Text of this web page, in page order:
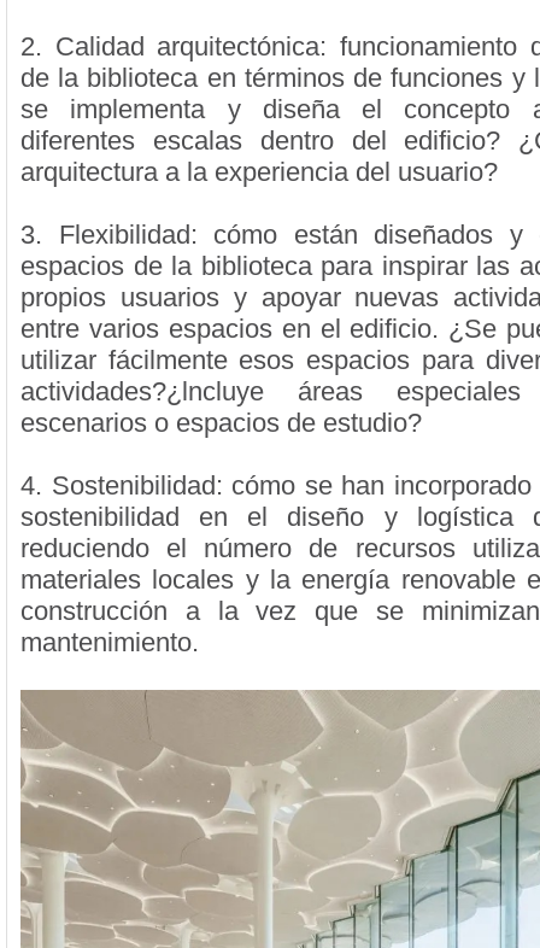
2. Calidad arquitectónica: funcionamiento
de la biblioteca en términos de funciones y
se implementa y diseña el concepto
diferentes escalas dentro del edificio?
arquitectura a la experiencia del usuario?
3. Flexibilidad: cómo están diseñados y
espacios de la biblioteca para inspirar las
propios usuarios y apoyar nuevas
entre varios espacios en el edificio. ¿Se
utilizar fácilmente esos espacios para
actividades?¿lncluye áreas
escenarios o espacios de estudio?
4. Sostenibilidad: cómo se han
sostenibilidad en el diseño y logística
reduciendo el número de recursos
materiales locales y la energía renovable
construcción a la vez que se
mantenimiento.